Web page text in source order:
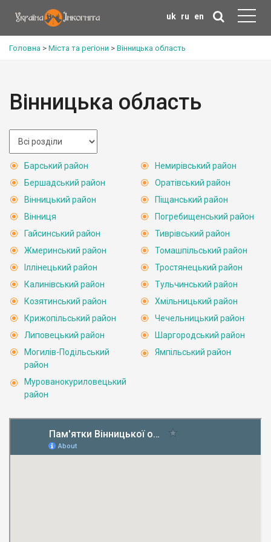
uk ru en
Головна > Міста та регіони > Вінницька область
Вінницька область
Барський район
Бершадський район
Вінницький район
Вінниця
Гайсинський район
Жмеринський район
Іллінецький район
Калинівський район
Козятинський район
Крижопільський район
Липовецький район
Могилів-Подільський
район
Мурованокуриловецький
район
Немирівський район
Оратівський район
Піщанський район
Погребищенський район
Тиврівський район
Томашпільський район
Тростянецький район
Тульчинський район
Хмільницький район
Чечельницький район
Шаргородський район
Ямпільський район